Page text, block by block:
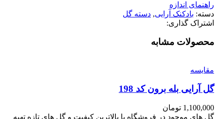
راهنمای اندازه
دسته: بادکنک آرایی, دسته گل
اشتراک گذاری:
محصولات مشابه
مقايسه
گل آرایی بله برون کد 198
1,100,000 تومان
گل های موجود در فروشگاه با بالاترین کیفیت و گل های تازه تهیه